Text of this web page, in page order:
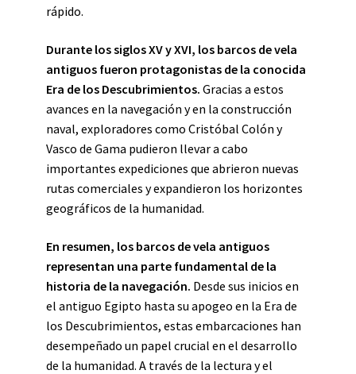
rápido.
Durante los siglos XV y XVI, los barcos de vela
antiguos fueron protagonistas de la conocida
Era de los Descubrimientos. Gracias a estos
avances en la navegación y en la construcción
naval, exploradores como Cristóbal Colón y
Vasco de Gama pudieron llevar a cabo
importantes expediciones que abrieron nuevas
rutas comerciales y expandieron los horizontes
geográficos de la humanidad.
En resumen, los barcos de vela antiguos
representan una parte fundamental de la
historia de la navegación. Desde sus inicios en
el antiguo Egipto hasta su apogeo en la Era de
los Descubrimientos, estas embarcaciones han
desempeñado un papel crucial en el desarrollo
de la humanidad. A través de la lectura y el